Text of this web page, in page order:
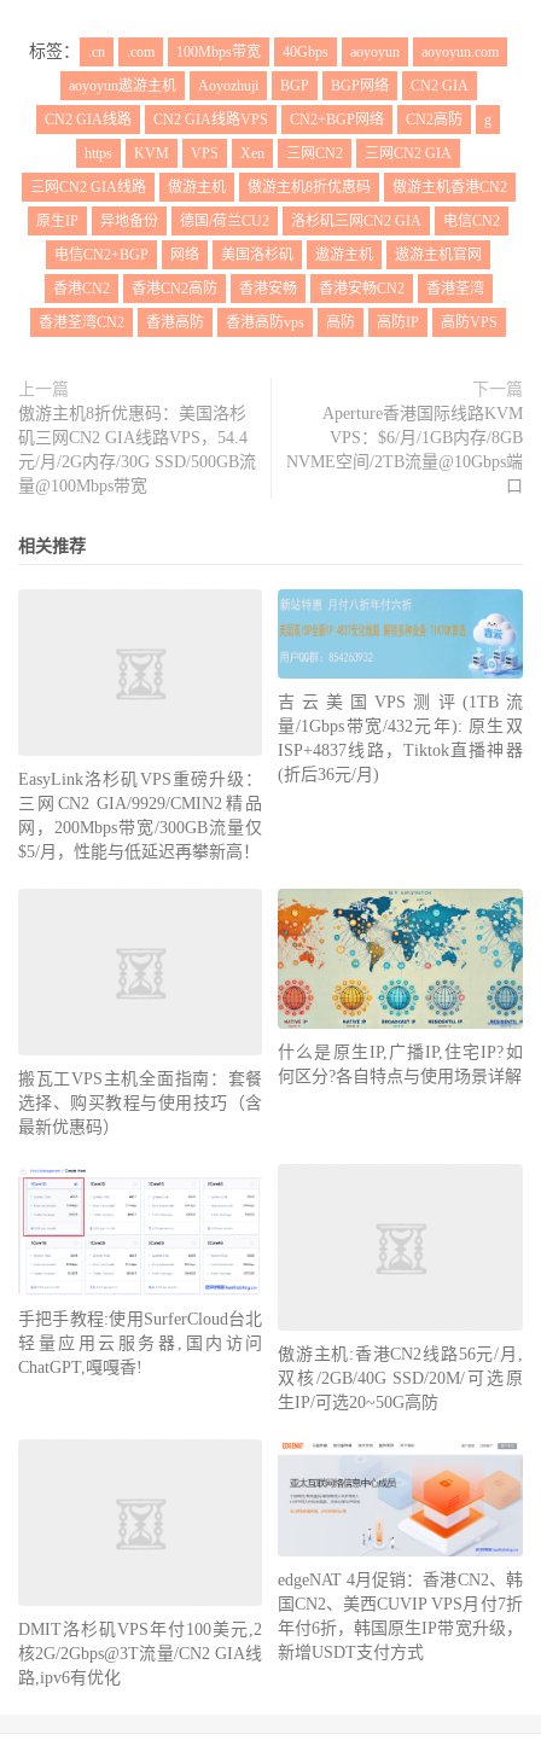
标签： .cn .com 100Mbps带宽 40Gbps aoyoyun
aoyoyun.com
aoyoyun遨游主机
Aoyozhuji BGP BGP网络
CN2 GIA
CN2 GIA线路
CN2 GIA线路VPS CN2+BGP网络 CN2高防
g
https
KVM VPS Xen 三网CN2
三网CN2 GIA
三网CN2 GIA线路
傲游主机 傲游主机8折优惠码
傲游主机香港CN2
原生IP
异地备份 德国/荷兰CU2 洛杉矶三网CN2 GIA
电信CN2
电信CN2+BGP
网络 美国洛杉矶 遨游主机
遨游主机官网
香港CN2
香港CN2高防 香港安畅 香港安畅CN2
香港荃湾
香港荃湾CN2
香港高防 香港高防vps 高防 高防IP 高防VPS
上一篇
傲游主机8折优惠码：美国洛杉
矶三网CN2 GIA线路VPS，54.4
元/月/2G内存/30G SSD/500GB流
量@100Mbps带宽
下一篇
Aperture香港国际线路KVM
VPS：$6/月/1GB内存/8GB
NVME空间/2TB流量@10Gbps端
口
相关推荐
EasyLink洛杉矶VPS重磅升级：
三网CN2 GIA/9929/CMIN2精品
网，200Mbps带宽/300GB流量仅
$5/月，性能与低延迟再攀新高！
吉云美国VPS测评(1TB流
量/1Gbps带宽/432元年): 原生双
ISP+4837线路，Tiktok直播神器
(折后36元/月)
搬瓦工VPS主机全面指南：套餐
选择、购买教程与使用技巧（含
最新优惠码）
什么是原生IP,广播IP,住宅IP?如
何区分?各自特点与使用场景详解
手把手教程:使用SurferCloud台北
轻量应用云服务器,国内访问
ChatGPT,嘎嘎香!
傲游主机:香港CN2线路56元/月,
双核/2GB/40G SSD/20M/可选原
生IP/可选20~50G高防
路,ipv6有优化
edgeNAT 4月促销：香港CN2、韩
国CN2、美西CUVIP VPS月付7折
年付6折，韩国原生IP带宽升级，
新增USDT支付方式